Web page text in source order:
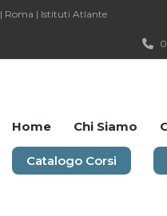
| Roma | Istituti Atlante
Home Chi Siamo
Catalogo Corsi